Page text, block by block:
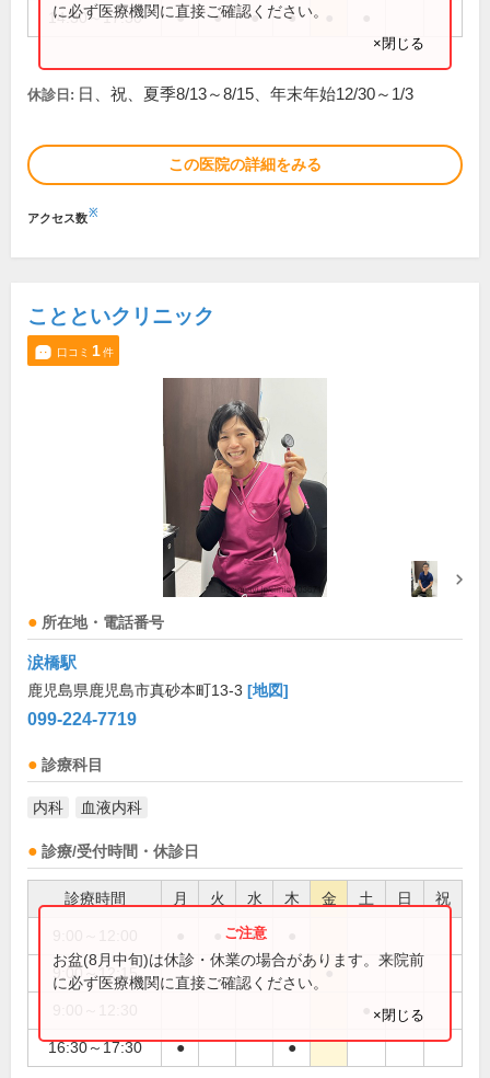
14:30～17:30 ● ● ● ●
に必ず医療機関に直接ご確認ください。
×閉じる
休診日: 日、祝、夏季8/13～8/15、年末年始12/30～1/3
この医院の詳細をみる
アクセス数※
ことといクリニック
口コミ 1件
所在地・電話番号
涙橋駅
鹿児島県鹿児島市真砂本町13-3 [地図]
099-224-7719
診療科目
内科 血液内科
診療/受付時間・休診日
診療時間 月 火 水 木 金 土 日 祝
●
9:00～12:15 ●
16:30～17:30 ● ●
お盆(8月中旬)は休診・休業の場合があります。来院前
に必ず医療機関に直接ご確認ください。
×閉じる